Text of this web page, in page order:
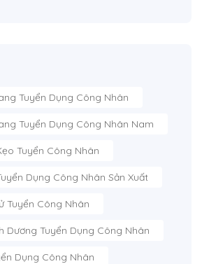
Tuyển Dụng Công Nhân
Tuyển Dụng Công Nhân Nam
Tuyển Công Nhân
Dụng Công Nhân Sản Xuất
Tuyển Công Nhân
Dương Tuyển Dụng Công Nhân
Dụng Công Nhân